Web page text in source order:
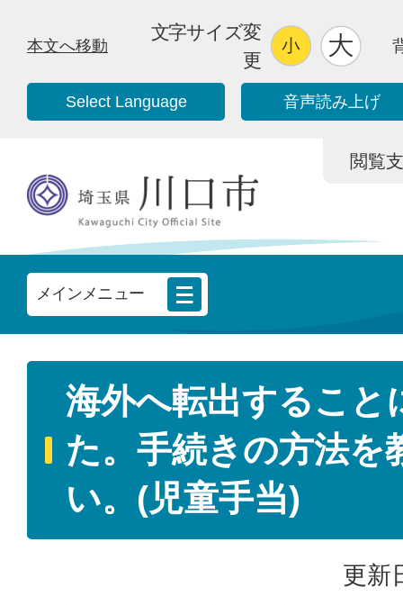
本文へ移動
文字サイズ変
更
Select Language 音声読み上げ
閲覧
メインメニュー
海外へ転出すること
た。手続きの方法を
い。(児童手当)
更新